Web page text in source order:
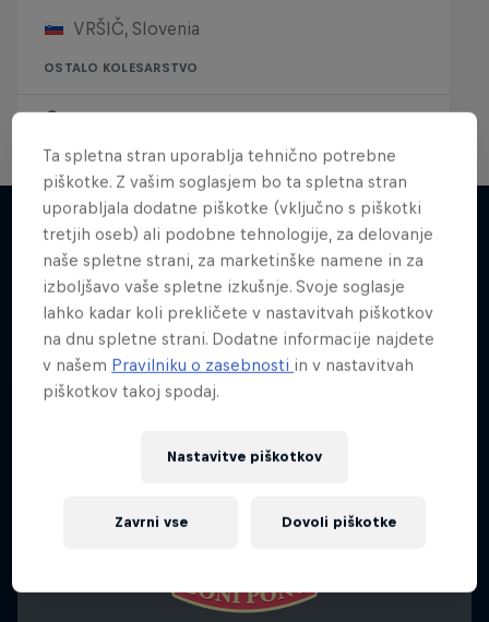
VRŠIČ, Slovenia
OSTALO KOLESARSTVO
Past event
Več podobnega
Limit/less
Pustolovščine kljub vsemu
1 sezona · Št. epizod: 2
TEK
Ta spletna stran uporablja tehnično potrebne
piškotke. Z vašim soglasjem bo ta spletna stran
uporabljala dodatne piškotke (vključno s piškotki
tretjih oseb) ali podobne tehnologije, za delovanje
naše spletne strani, za marketinške namene in za
izboljšavo vaše spletne izkušnje. Svoje soglasje
lahko kadar koli prekličete v nastavitvah piškotkov
na dnu spletne strani. Dodatne informacije najdete
v našem Pravilniku o zasebnosti in v nastavitvah
piškotkov takoj spodaj.
Nastavitve piškotkov
Zavrni vse Dovoli piškotke